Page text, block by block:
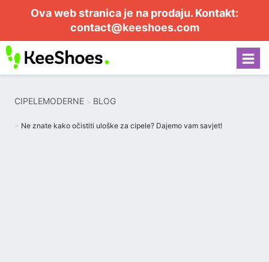
Ova web stranica je na prodaju. Kontakt:
contact@keeshoes.com
CIPELEMODERNE BLOG
Ne znate kako očistiti uloške za cipele? Dajemo vam savjet!